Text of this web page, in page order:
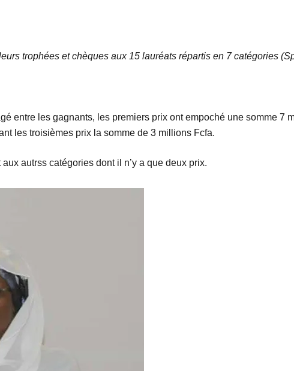
trophées et chèques aux 15 lauréats répartis en 7 catégories
entre les gagnants, les premiers prix ont empoché une somme 7
les troisièmes prix la somme de 3 millions Fcfa.
autrss catégories dont il n’y a que deux prix.